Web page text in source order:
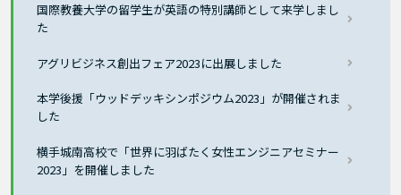
国際教養大学の留学生が英語の特別講師として来学しまし
た
アグリビジネス創出フェア2023に出展しました
本学後援「ウッドデッキシンポジウム2023」が開催されま
した
横手城南高校で「世界に羽ばたく女性エンジニアセミナー
2023」を開催しました